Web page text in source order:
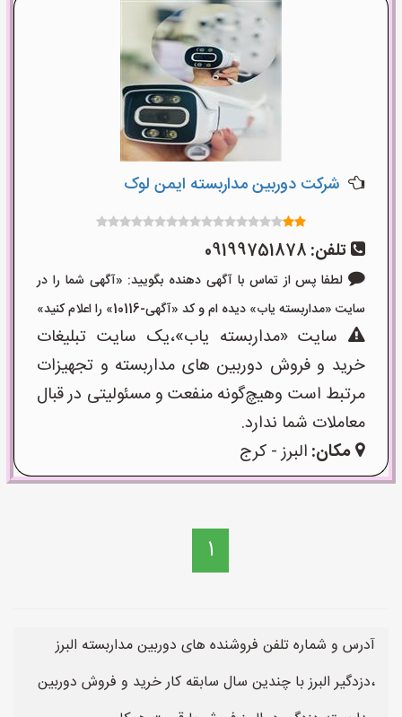
شرکت دوربین مداربسته ایمن لوک
تلفن: 09199751878
لطفا پس از تماس با آگهی دهنده بگویید: «آگهی شما را در
سایت «مداربسته یاب» دیده ام و کد «آگهی-10116» را اعلام کنید»
سایت «مداربسته یاب»،یک سایت تبلیغات
خرید و فروش دوربین های مداربسته و تجهیزات
مرتبط است وهیچ‌گونه منفعت و مسئولیتی در قبال
معاملات شما ندارد.
مکان: البرز - کرج
1
آدرس و شماره تلفن فروشنده های دوربین مداربسته البرز
،دزدگیر البرز با چندین سال سابقه کار خرید و فروش دوربین